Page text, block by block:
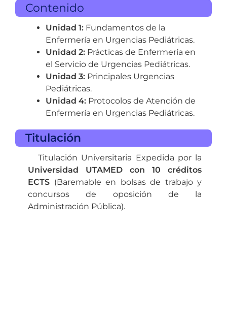
Contenido
Unidad 1: Fundamentos de la
Enfermería en Urgencias Pediátricas.
Unidad 2: Prácticas de Enfermería en
el Servicio de Urgencias Pediátricas.
Unidad 3: Principales Urgencias
Pediátricas.
Unidad 4: Protocolos de Atención de
Enfermería en Urgencias Pediátricas.
Titulación
Titulación Universitaria Expedida por la
Universidad UTAMED con 10 créditos
ECTS (Baremable en bolsas de trabajo y
concursos de oposición de la
Administración Pública).